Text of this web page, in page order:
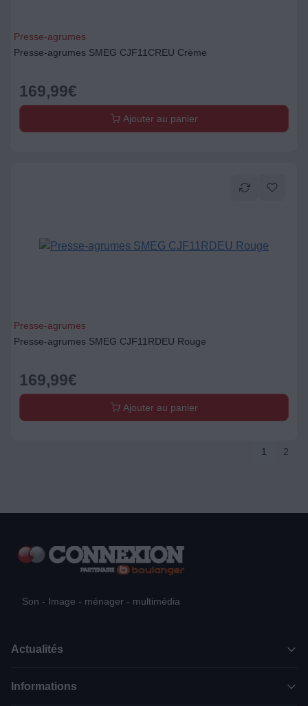
Presse-agrumes
Presse-agrumes SMEG CJF11CREU Crème
169,99€
Ajouter au panier
Presse-agrumes
Presse-agrumes SMEG CJF11RDEU Rouge
169,99€
Ajouter au panier
1 2
Son - Image - ménager - multimédia
Actualités
Informations